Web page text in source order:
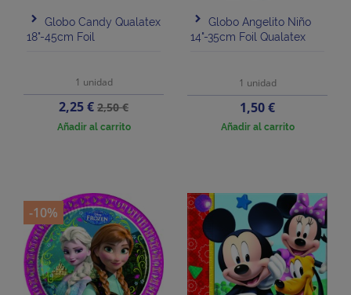
Globo Candy Qualatex
18"-45cm Foil
1 unidad
Precio
2,25 €Precio
base
2,50 €
Añadir al carrito
Globo Angelito Niño
14"-35cm Foil Qualatex
1 unidad
Precio
1,50 €
Añadir al carrito
-10%